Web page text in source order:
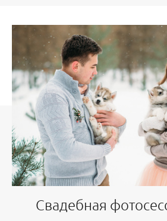
Свадебная